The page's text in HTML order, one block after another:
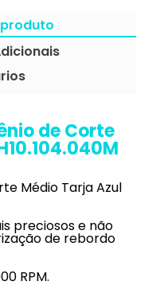
de Corte
Médio Tarja Azul
preciosos e não
de rebordo
RPM.